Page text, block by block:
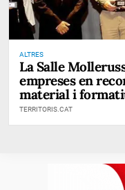
ALTRES
La Salle
empreses en
material i
TERRITORIS.CAT